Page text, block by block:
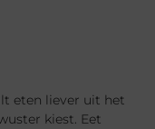
eten liever uit het
kiest. Eet